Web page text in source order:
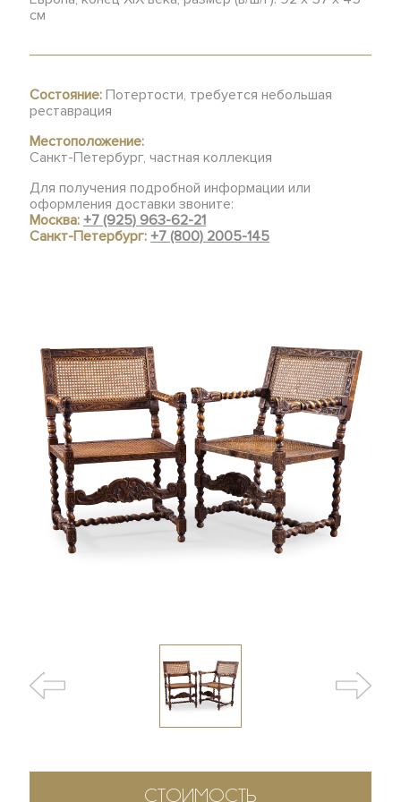
см
Состояние: Потертости, требуется небольшая
реставрация
Местоположение:
Санкт-Петербург, частная коллекция
Для получения подробной информации или
оформления доставки звоните:
Москва:+7 (925) 963-62-21
Санкт-Петербург:+7 (800) 2005-145
СТОИМОСТЬ